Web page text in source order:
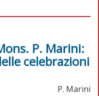
P. Marini:
celebrazioni
P. Marini